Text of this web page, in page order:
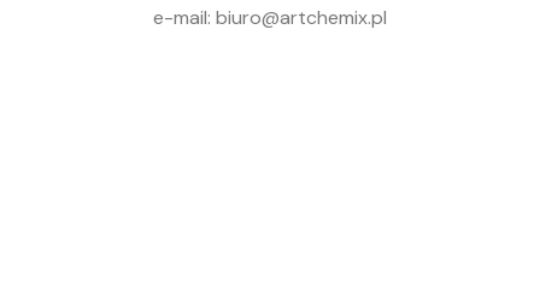
e-mail: biuro@artchemix.pl